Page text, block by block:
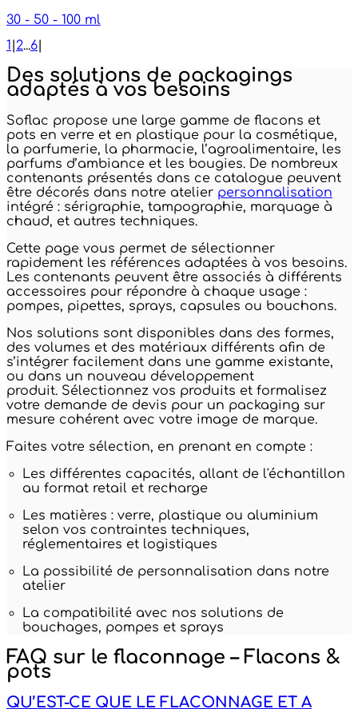
30 - 50 - 100 ml
1 2...6
Des solutions de packagings
adaptés à vos besoins
Soflac propose une large gamme de flacons et
pots en verre et en plastique pour la cosmétique,
la parfumerie, la pharmacie, l’agroalimentaire, les
parfums d’ambiance et les bougies. De nombreux
contenants présentés dans ce catalogue peuvent
être décorés dans notre atelier personnalisation
intégré : sérigraphie, tampographie, marquage à
chaud, et autres techniques.
Cette page vous permet de sélectionner
rapidement les références adaptées à vos besoins.
Les contenants peuvent être associés à différents
accessoires pour répondre à chaque usage :
pompes, pipettes, sprays, capsules ou bouchons.
Nos solutions sont disponibles dans des formes,
des volumes et des matériaux différents afin de
s’intégrer facilement dans une gamme existante,
ou dans un nouveau développement
produit. Sélectionnez vos produits et formalisez
votre demande de devis pour un packaging sur
mesure cohérent avec votre image de marque.
Faites votre sélection, en prenant en compte :
Les différentes capacités, allant de l'échantillon
au format retail et recharge
Les matières : verre, plastique ou aluminium
selon vos contraintes techniques,
réglementaires et logistiques
La possibilité de personnalisation dans notre
atelier
La compatibilité avec nos solutions de
bouchages, pompes et sprays
FAQ sur le flaconnage – Flacons &
pots
QU’EST-CE QUE LE FLACONNAGE ET A